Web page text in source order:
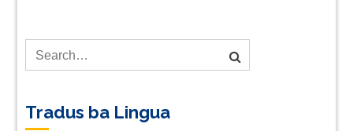
Tradus ba Lingua